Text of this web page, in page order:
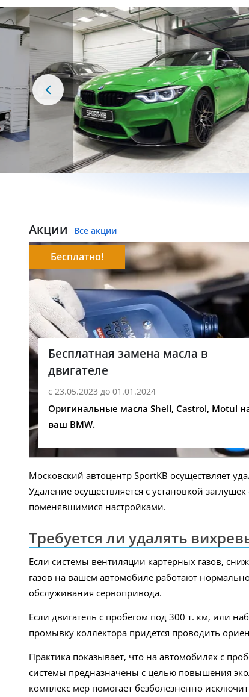
Акции Все акции
Бесплатная замена масла в
двигателе
с 23.05.2023 до 01.01.2024
Бесплатно!
Оригинальные масла Shell, Castrol, Motul
ваш BMW.
Московский автоцентр SportKB осуществляет
Удаление осуществляется с установкой
поменявшимися настройками.
Требуется ли удалять
Если системы вентиляции картерных газов,
газов на вашем автомобиле работают
обслуживания сервопривода.
Если двигатель с пробегом под 300 т. км, или
промывку коллектора придется проводить
Практика показывает, что на автомобилях с
системы предназначены с целью повышения
комплекс мер помогает безболезненно